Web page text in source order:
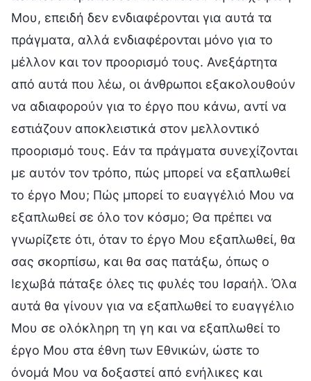
Μου, επειδή δεν ενδιαφέρονται για αυτά τα
πράγματα, αλλά ενδιαφέρονται μόνο για το
μέλλον και τον προορισμό τους. Ανεξάρτητα
από αυτά που λέω, οι άνθρωποι εξακολουθούν
να αδιαφορούν για το έργο που κάνω, αντί να
εστιάζουν αποκλειστικά στον μελλοντικό
προορισμό τους. Εάν τα πράγματα συνεχίζονται
με αυτόν τον τρόπο, πώς μπορεί να εξαπλωθεί
το έργο Μου; Πώς μπορεί το ευαγγέλιό Μου να
εξαπλωθεί σε όλο τον κόσμο; Θα πρέπει να
γνωρίζετε ότι, όταν το έργο Μου εξαπλωθεί, θα
σας σκορπίσω, και θα σας πατάξω, όπως ο
Ιεχωβά πάταξε όλες τις φυλές του Ισραήλ. Όλα
αυτά θα γίνουν για να εξαπλωθεί το ευαγγέλιο
Μου σε ολόκληρη τη γη και να εξαπλωθεί το
έργο Μου στα έθνη των Εθνικών, ώστε το
όνομά Μου να δοξαστεί από ενήλικες και